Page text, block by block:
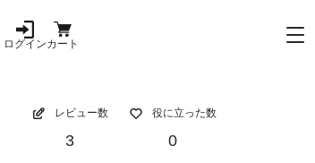
ログインカート
レビュー数
3
役に立った数
0